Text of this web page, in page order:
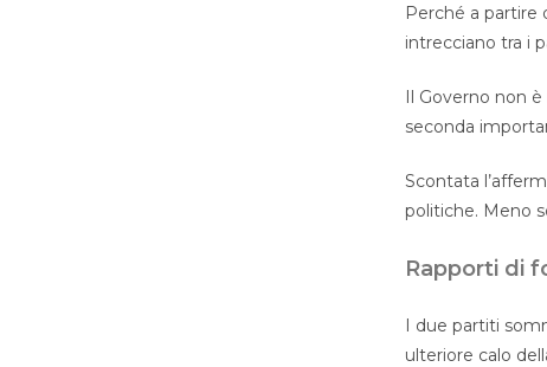
Perché a partire
intrecciano tra i
Il Governo non
seconda
Scontata
politiche. Meno
Rapporti di
I due partiti
ulteriore calo